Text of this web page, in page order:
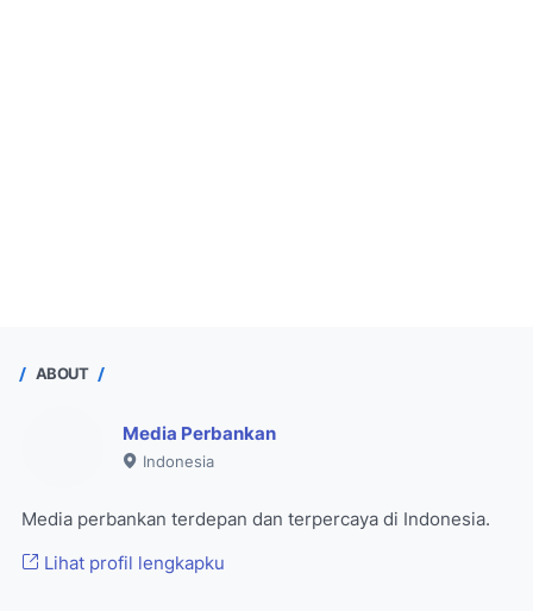
ABOUT
Media Perbankan
Indonesia
Media perbankan terdepan dan terpercaya di Indonesia.
Lihat profil lengkapku